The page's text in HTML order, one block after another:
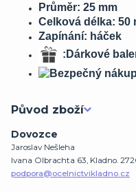
Průměr: 25 mm
Celková délka: 50
Zapínání: háček
:Dárkové
Původ zboží
Dovozce
Jaroslav Nešleha
Ivana Olbrachta 63, Kladno.
podpora@ocelnictvikladno.cz